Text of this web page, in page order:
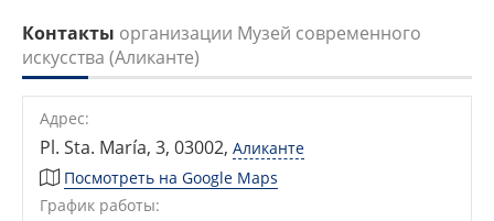
Контакты организации Музей современного
искусства (Аликанте)
Адрес:
Pl. Sta. María, 3, 03002, Аликанте
Посмотреть на Google Maps
График работы: